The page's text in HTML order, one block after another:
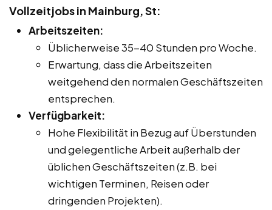
Vollzeitjobs in Mainburg, St:
Arbeitszeiten:
Üblicherweise 35-40 Stunden pro Woche.
Erwartung, dass die Arbeitszeiten
weitgehend den normalen Geschäftszeiten
entsprechen.
Verfügbarkeit:
Hohe Flexibilität in Bezug auf Überstunden
und gelegentliche Arbeit außerhalb der
üblichen Geschäftszeiten (z.B. bei
wichtigen Terminen, Reisen oder
dringenden Projekten).